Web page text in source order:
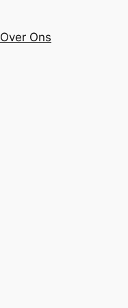
Over Ons